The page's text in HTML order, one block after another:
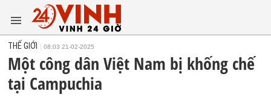
THẾ GIỚI 08:03 21-02-2025
Một công dân Việt Nam bị khống chế
tại Campuchia